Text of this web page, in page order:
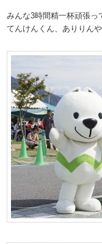
みんな3時間精一杯頑張っ
てんけんくん、ありりん